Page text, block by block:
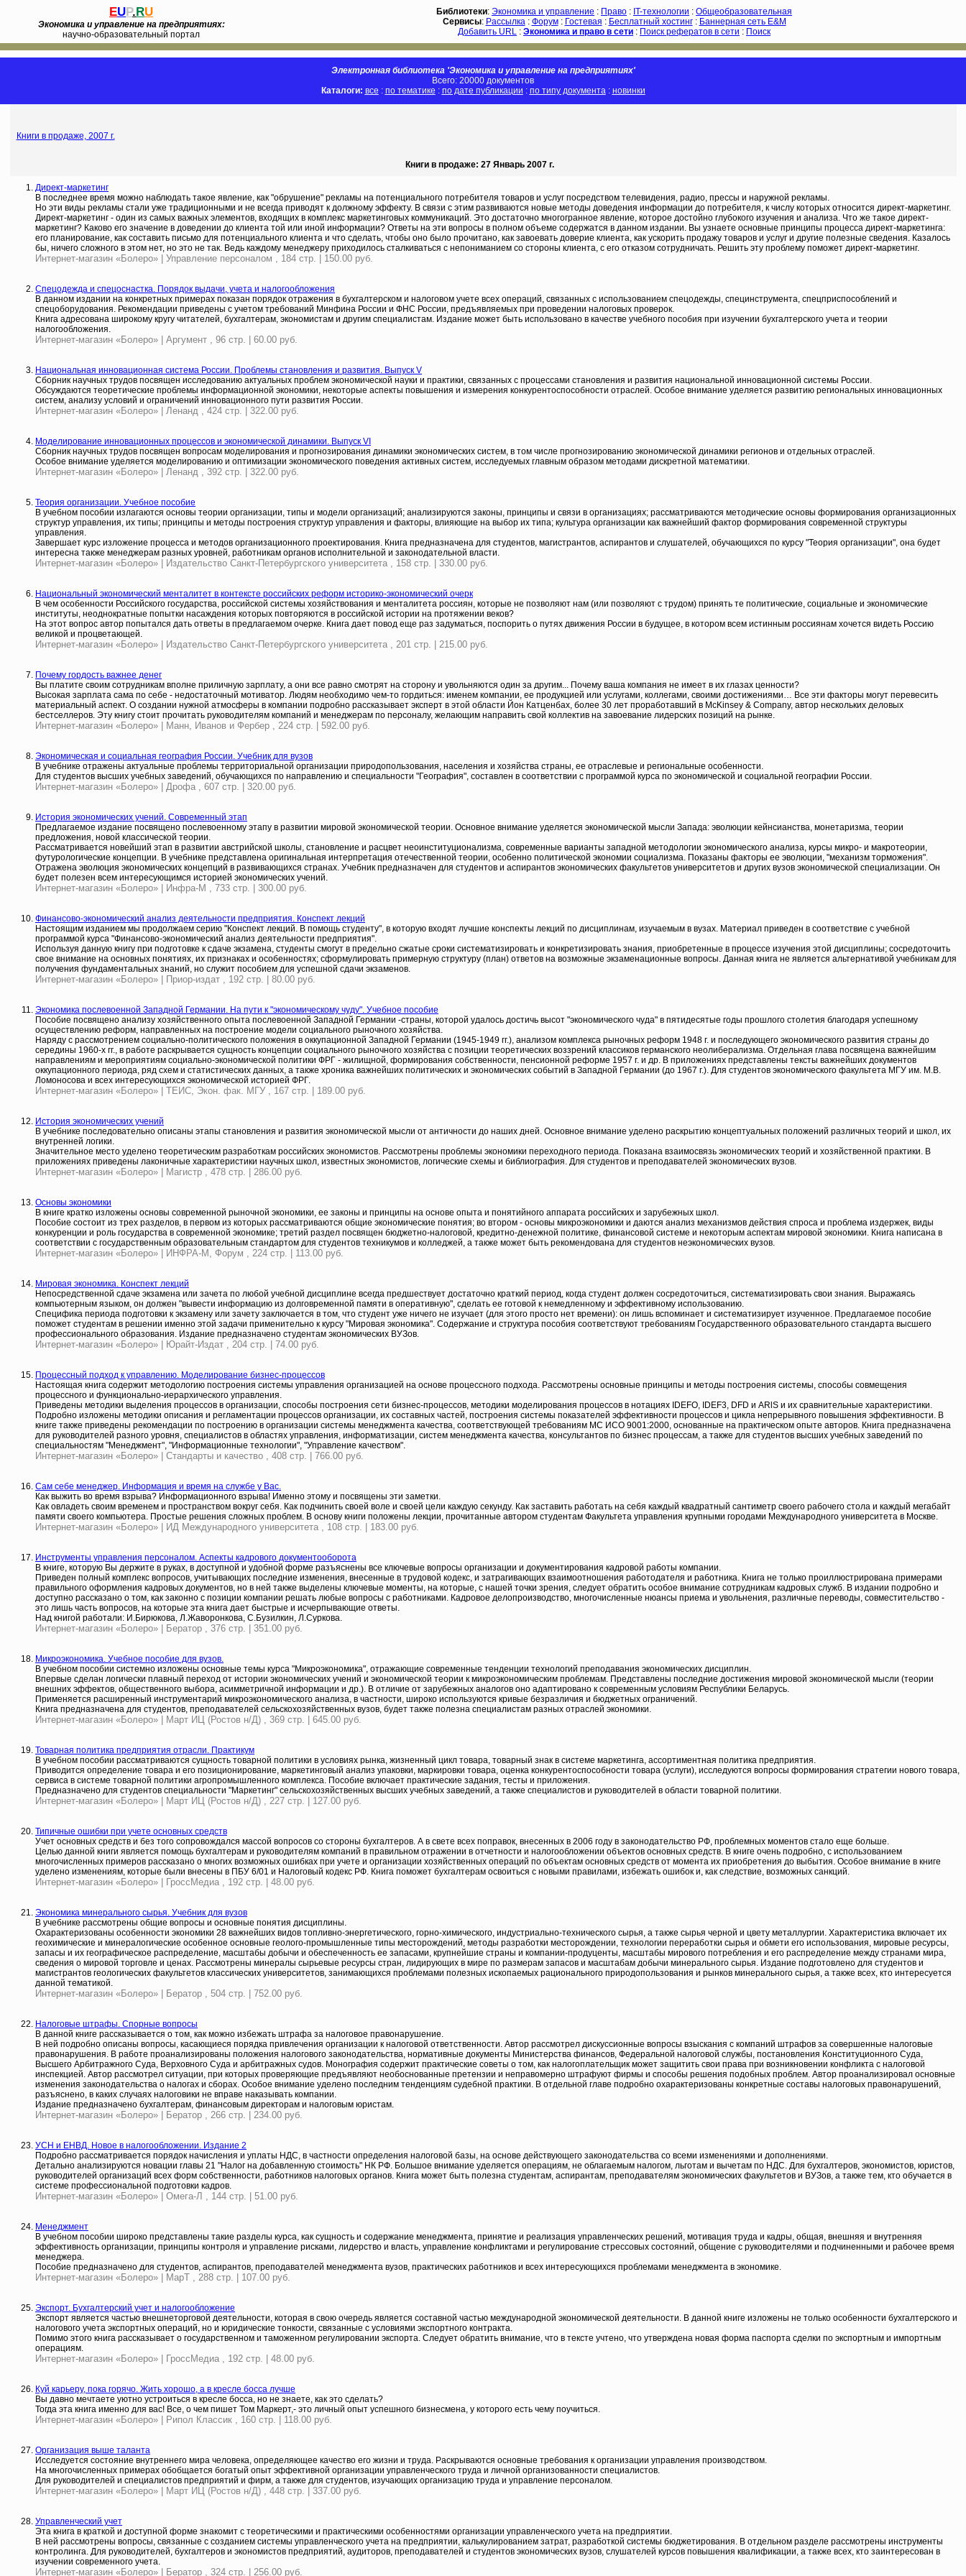
EUP.RU
Экономика и управление на предприятиях:
научно-образовательный портал
Библиотеки: Экономика и управление : Право : IT-технологии : Общеобразовательная
Сервисы: Рассылка: Форум: Гостевая : Бесплатный хостинг: Баннерная сеть E&M
Добавить URL : Экономика и право в сети : Поиск рефератов в сети : Поиск
Электронная библиотека 'Экономика и управление на предприятиях'
Всего: 20000 документов
Каталоги: все : по тематике : по дате публикации : по типу документа: новинки
Книги в продаже, 2007 г.
Книги в продаже: 27 Январь 2007 г.
Директ-маркетинг
В последнее время можно наблюдать такое явление, как "обрушение" рекламы на потенциального потребителя товаров и услуг посредством телевидения, радио, прессы и наружной рекламы.
Но эти виды рекламы стали уже традиционными и не всегда приводят к должному эффекту. В связи с этим развиваются новые методы доведения информации до потребителя, к числу которых относится директ-маркетинг.
Директ-маркетинг - один из самых важных элементов, входящих в комплекс маркетинговых коммуникаций. Это достаточно многогранное явление, которое достойно глубокого изучения и анализа. Что же такое директ-
маркетинг? Каково его значение в доведении до клиента той или иной информации? Ответы на эти вопросы в полном объеме содержатся в данном издании. Вы узнаете основные принципы процесса директ-маркетинга:
его планирование, как составить письмо для потенциального клиента и что сделать, чтобы оно было прочитано, как завоевать доверие клиента, как ускорить продажу товаров и услуг и другие полезные сведения. Казалось
бы, ничего сложного в этом нет, но это не так. Ведь каждому менеджеру приходилось сталкиваться с непониманием со стороны клиента, с его отказом сотрудничать. Решить эту проблему поможет директ-маркетинг.
Интернет-магазин «Болеро» | Управление персоналом , 184 стр. | 150.00 руб.
Спецодежда и спецоснастка. Порядок выдачи, учета и налогообложения
В данном издании на конкретных примерах показан порядок отражения в бухгалтерском и налоговом учете всех операций, связанных с использованием спецодежды, специнструмента, спецприспособлений и
спецоборудования. Рекомендации приведены с учетом требований Минфина России и ФНС России, предъявляемых при проведении налоговых проверок.
Книга адресована широкому кругу читателей, бухгалтерам, экономистам и другим специалистам. Издание может быть использовано в качестве учебного пособия при изучении бухгалтерского учета и теории
налогообложения.
Интернет-магазин «Болеро» | Аргумент , 96 стр. | 60.00 руб.
Национальная инновационная система России. Проблемы становления и развития. Выпуск V
Сборник научных трудов посвящен исследованию актуальных проблем экономической науки и практики, связанных с процессами становления и развития национальной инновационной системы России.
Обсуждаются теоретические проблемы информационной экономики, некоторые аспекты повышения и измерения конкурентоспособности отраслей. Особое внимание уделяется развитию региональных инновационных
систем, анализу условий и ограничений инновационного пути развития России.
Интернет-магазин «Болеро» | Ленанд , 424 стр. | 322.00 руб.
Моделирование инновационных процессов и экономической динамики. Выпуск VI
Сборник научных трудов посвящен вопросам моделирования и прогнозирования динамики экономических систем, в том числе прогнозированию экономической динамики регионов и отдельных отраслей.
Особое внимание уделяется моделированию и оптимизации экономического поведения активных систем, исследуемых главным образом методами дискретной математики.
Интернет-магазин «Болеро» | Ленанд , 392 стр. | 322.00 руб.
Теория организации. Учебное пособие
В учебном пособии излагаются основы теории организации, типы и модели организаций; анализируются законы, принципы и связи в организациях; рассматриваются методические основы формирования организационных
структур управления, их типы; принципы и методы построения структур управления и факторы, влияющие на выбор их типа; культура организации как важнейший фактор формирования современной структуры
управления.
Завершает курс изложение процесса и методов организационного проектирования. Книга предназначена для студентов, магистрантов, аспирантов и слушателей, обучающихся по курсу "Теория организации", она будет
интересна также менеджерам разных уровней, работникам органов исполнительной и законодательной власти.
Интернет-магазин «Болеро» | Издательство Санкт-Петербургского университета , 158 стр. | 330.00 руб.
Национальный экономический менталитет в контексте российских реформ историко-экономический очерк
В чем особенности Российского государства, российской системы хозяйствования и менталитета россиян, которые не позволяют нам (или позволяют с трудом) принять те политические, социальные и экономические
институты, неоднократные попытки насаждения которых повторяются в российской истории на протяжении веков?
На этот вопрос автор попытался дать ответы в предлагаемом очерке. Книга дает повод еще раз задуматься, поспорить о путях движения России в будущее, в котором всем истинным россиянам хочется видеть Россию
великой и процветающей.
Интернет-магазин «Болеро» | Издательство Санкт-Петербургского университета , 201 стр. | 215.00 руб.
Почему гордость важнее денег
Вы платите своим сотрудникам вполне приличную зарплату, а они все равно смотрят на сторону и увольняются один за другим... Почему ваша компания не имеет в их глазах ценности?
Высокая зарплата сама по себе - недостаточный мотиватор. Людям необходимо чем-то гордиться: именем компании, ее продукцией или услугами, коллегами, своими достижениями… Все эти факторы могут перевесить
материальный аспект. О создании нужной атмосферы в компании подробно рассказывает эксперт в этой области Йон Катценбах, более 30 лет проработавший в McKinsey & Company, автор нескольких деловых
бестселлеров. Эту книгу стоит прочитать руководителям компаний и менеджерам по персоналу, желающим направить свой коллектив на завоевание лидерских позиций на рынке.
Интернет-магазин «Болеро» | Манн, Иванов и Фербер , 224 стр. | 592.00 руб.
Экономическая и социальная география России. Учебник для вузов
В учебнике отражены актуальные проблемы территориальной организации природопользования, населения и хозяйства страны, ее отраслевые и региональные особенности.
Для студентов высших учебных заведений, обучающихся по направлению и специальности "География", составлен в соответствии с программой курса по экономической и социальной географии России.
Интернет-магазин «Болеро» | Дрофа , 607 стр. | 320.00 руб.
История экономических учений. Современный этап
Предлагаемое издание посвящено послевоенному этапу в развитии мировой экономической теории. Основное внимание уделяется экономической мысли Запада: эволюции кейнсианства, монетаризма, теории
предложения, новой классической теории.
Рассматривается новейший этап в развитии австрийской школы, становление и расцвет неоинституционализма, современные варианты западной методологии экономического анализа, курсы микро- и макротеории,
футурологические концепции. В учебнике представлена оригинальная интерпретация отечественной теории, особенно политической экономии социализма. Показаны факторы ее эволюции, "механизм торможения".
Отражена эволюция экономических концепций в развивающихся странах. Учебник предназначен для студентов и аспирантов экономических факультетов университетов и других вузов экономической специализации. Он
будет полезен всем интересующимся историей экономических учений.
Интернет-магазин «Болеро» | Инфра-М , 733 стр. | 300.00 руб.
Финансово-экономический анализ деятельности предприятия. Конспект лекций
Настоящим изданием мы продолжаем серию "Конспект лекций. В помощь студенту", в которую входят лучшие конспекты лекций по дисциплинам, изучаемым в вузах. Материал приведен в соответствие с учебной
программой курса "Финансово-экономический анализ деятельности предприятия".
Используя данную книгу при подготовке к сдаче экзамена, студенты смогут в предельно сжатые сроки систематизировать и конкретизировать знания, приобретенные в процессе изучения этой дисциплины; сосредоточить
свое внимание на основных понятиях, их признаках и особенностях; сформулировать примерную структуру (план) ответов на возможные экзаменационные вопросы. Данная книга не является альтернативой учебникам для
получения фундаментальных знаний, но служит пособием для успешной сдачи экзаменов.
Интернет-магазин «Болеро» | Приор-издат , 192 стр. | 80.00 руб.
Экономика послевоенной Западной Германии. На пути к "экономическому чуду". Учебное пособие
Пособие посвящено анализу хозяйственного опыта послевоенной Западной Германии -страны, которой удалось достичь высот "экономического чуда" в пятидесятые годы прошлого столетия благодаря успешному
осуществлению реформ, направленных на построение модели социального рыночного хозяйства.
Наряду с рассмотрением социально-политического положения в оккупационной Западной Германии (1945-1949 гг.), анализом комплекса рыночных реформ 1948 г. и последующего экономического развития страны до
середины 1960-х гг., в работе раскрывается сущность концепции социального рыночного хозяйства с позиции теоретических воззрений классиков германского неолиберализма. Отдельная глава посвящена важнейшим
направлениям и мероприятиям социально-экономической политики ФРГ - жилищной, формирования собственности, пенсионной реформе 1957 г. и др. В приложениях представлены тексты важнейших документов
оккупационного периода, ряд схем и статистических данных, а также хроника важнейших политических и экономических событий в Западной Германии (до 1967 г.). Для студентов экономического факультета МГУ им. М.В.
Ломоносова и всех интересующихся экономической историей ФРГ.
Интернет-магазин «Болеро» | ТЕИС, Экон. фак. МГУ , 167 стр. | 189.00 руб.
История экономических учений
В учебнике последовательно описаны этапы становления и развития экономической мысли от античности до наших дней. Основное внимание уделено раскрытию концептуальных положений различных теорий и школ, их
внутренней логики.
Значительное место уделено теоретическим разработкам российских экономистов. Рассмотрены проблемы экономики переходного периода. Показана взаимосвязь экономических теорий и хозяйственной практики. В
приложениях приведены лаконичные характеристики научных школ, известных экономистов, логические схемы и библиография. Для студентов и преподавателей экономических вузов.
Интернет-магазин «Болеро» | Магистр , 478 стр. | 286.00 руб.
Основы экономики
В книге кратко изложены основы современной рыночной экономики, ее законы и принципы на основе опыта и понятийного аппарата российских и зарубежных школ.
Пособие состоит из трех разделов, в первом из которых рассматриваются общие экономические понятия; во втором - основы микроэкономики и даются анализ механизмов действия спроса и проблема издержек, виды
конкуренции и роль государства в современной экономике; третий раздел посвящен бюджетно-налоговой, кредитно-денежной политике, финансовой системе и некоторым аспектам мировой экономики. Книга написана в
соответствии с государственным образовательным стандартом для студентов техникумов и колледжей, а также может быть рекомендована для студентов неэкономических вузов.
Интернет-магазин «Болеро» | ИНФРА-М, Форум , 224 стр. | 113.00 руб.
Мировая экономика. Конспект лекций
Непосредственной сдаче экзамена или зачета по любой учебной дисциплине всегда предшествует достаточно краткий период, когда студент должен сосредоточиться, систематизировать свои знания. Выражаясь
компьютерным языком, он должен "вывести информацию из долговременной памяти в оперативную", сделать ее готовой к немедленному и эффективному использованию.
Специфика периода подготовки к экзамену или зачету заключается в том, что студент уже ничего не изучает (для этого просто нет времени): он лишь вспоминает и систематизирует изученное. Предлагаемое пособие
поможет студентам в решении именно этой задачи применительно к курсу "Мировая экономика". Содержание и структура пособия соответствуют требованиям Государственного образовательного стандарта высшего
профессионального образования. Издание предназначено студентам экономических ВУЗов.
Интернет-магазин «Болеро» | Юрайт-Издат , 204 стр. | 74.00 руб.
Процессный подход к управлению. Моделирование бизнес-процессов
Настоящая книга содержит методологию построения системы управления организацией на основе процессного подхода. Рассмотрены основные принципы и методы построения системы, способы совмещения
процессного и функционально-иерархического управления.
Приведены методики выделения процессов в организации, способы построения сети бизнес-процессов, методики моделирования процессов в нотациях IDEFO, IDEF3, DFD и ARlS и их сравнительные характеристики.
Подробно изложены методики описания и регламентации процессов организации, их составных частей, построения системы показателей эффективности процессов и цикла непрерывного повышения эффективности. В
книге также приведены рекомендации по построению в организации системы менеджмента качества, соответствующей требованиям МС ИСО 9001:2000, основанные на практическом опыте авторов. Книга предназначена
для руководителей разного уровня, специалистов в областях управления, информатизации, систем менеджмента качества, консультантов по бизнес процессам, а также для студентов высших учебных заведений по
специальностям "Менеджмент", "Информационные технологии", "Управление качеством".
Интернет-магазин «Болеро» | Стандарты и качество , 408 стр. | 766.00 руб.
Сам себе менеджер. Информация и время на службе у Вас.
Как выжить во время взрыва? Информационного взрыва! Именно этому и посвящены эти заметки.
Как овладеть своим временем и пространством вокруг себя. Как подчинить своей воле и своей цели каждую секунду. Как заставить работать на себя каждый квадратный сантиметр своего рабочего стола и каждый мегабайт
памяти своего компьютера. Простые решения сложных проблем. В основу книги положены лекции, прочитанные автором студентам Факультета управления крупными городами Международного университета в Москве.
Интернет-магазин «Болеро» | ИД Международного университета , 108 стр. | 183.00 руб.
Инструменты управления персоналом. Аспекты кадрового документооборота
В книге, которую Вы держите в руках, в доступной и удобной форме разъяснены все ключевые вопросы организации и документирования кадровой работы компании.
Приведен полный комплекс вопросов, учитывающих последние изменения, внесенные в трудовой кодекс, и затрагивающих взаимоотношения работодателя и работника. Книга не только проиллюстрирована примерами
правильного оформления кадровых документов, но в ней также выделены ключевые моменты, на которые, с нашей точки зрения, следует обратить особое внимание сотрудникам кадровых служб. В издании подробно и
доступно рассказано о том, как законно с позиции компании решать любые вопросы с работниками. Кадровое делопроизводство, многочисленные нюансы приема и увольнения, различные переводы, совместительство -
это лишь часть вопросов, на которые эта книга дает быстрые и исчерпывающие ответы.
Над книгой работали: И.Бирюкова, Л.Жаворонкова, С.Бузилкин, Л.Суркова.
Интернет-магазин «Болеро» | Бератор , 376 стр. | 351.00 руб.
Микроэкономика. Учебное пособие для вузов.
В учебном пособии системно изложены основные темы курса "Микроэкономика", отражающие современные тенденции технологий преподавания экономических дисциплин.
Впервые сделан логически плавный переход от истории экономических учений и экономической теории к микроэкономическим проблемам. Представлены последние достижения мировой экономической мысли (теории
внешних эффектов, общественного выбора, асимметричной информации и др.). В отличие от зарубежных аналогов оно адаптировано к современным условиям Республики Беларусь.
Применяется расширенный инструментарий микроэкономического анализа, в частности, широко используются кривые безразличия и бюджетных ограничений.
Книга предназначена для студентов, преподавателей сельскохозяйственных вузов, будет также полезна специалистам разных отраслей экономики.
Интернет-магазин «Болеро» | Март ИЦ (Ростов н/Д) , 369 стр. | 645.00 руб.
Товарная политика предприятия отрасли. Практикум
В учебном пособии рассматриваются сущность товарной политики в условиях рынка, жизненный цикл товара, товарный знак в системе маркетинга, ассортиментная политика предприятия.
Приводится определение товара и его позиционирование, маркетинговый анализ упаковки, маркировки товара, оценка конкурентоспособности товара (услуги), исследуются вопросы формирования стратегии нового товара,
сервиса в системе товарной политики агропромышленного комплекса. Пособие включает практические задания, тесты и приложения.
Предназначено для студентов специальности "Маркетинг" сельскохозяйственных высших учебных заведений, а также специалистов и руководителей в области товарной политики.
Интернет-магазин «Болеро» | Март ИЦ (Ростов н/Д) , 227 стр. | 127.00 руб.
Типичные ошибки при учете основных средств
Учет основных средств и без того сопровождался массой вопросов со стороны бухгалтеров. А в свете всех поправок, внесенных в 2006 году в законодательство РФ, проблемных моментов стало еще больше.
Целью данной книги является помощь бухгалтерам и руководителям компаний в правильном отражении в отчетности и налогообложении объектов основных средств. В книге очень подробно, с использованием
многочисленных примеров рассказано о многих возможных ошибках при учете и организации хозяйственных операций по объектам основных средств от момента их приобретения до выбытия. Особое внимание в книге
уделено изменениям, которые были внесены в ПБУ 6/01 и Налоговый кодекс РФ. Книга поможет бухгалтерам освоиться с новыми правилами, избежать ошибок и, как следствие, возможных санкций.
Интернет-магазин «Болеро» | ГроссМедиа , 192 стр. | 48.00 руб.
Экономика минерального сырья. Учебник для вузов
В учебнике рассмотрены общие вопросы и основные понятия дисциплины.
Охарактеризованы особенности экономики 28 важнейших видов топливно-энергетического, горно-химического, индустриально-технического сырья, а также сырья черной и цвету металлургии. Характеристика включает их
геохимические и минералогические особенное основные геолого-промышленные типы месторождений, методы разработки месторождении, технологии переработки сырья и обмети его использования, мировые ресурсы,
запасы и их географическое распределение, масштабы добычи и обеспеченность ее запасами, крупнейшие страны и компании-продуценты, масштабы мирового потребления и его распределение между странами мира,
сведения о мировой торговле и ценах. Рассмотрены минералы сырьевые ресурсы стран, лидирующих в мире по размерам запасов и масштабам добычи минерального сырья. Издание подготовлено для студентов и
магистрантов геологических факультетов классических университетов, занимающихся проблемами полезных ископаемых рационального природопользования и рынков минерального сырья, а также всех, кто интересуется
данной тематикой.
Интернет-магазин «Болеро» | Бератор , 504 стр. | 752.00 руб.
Налоговые штрафы. Спорные вопросы
В данной книге рассказывается о том, как можно избежать штрафа за налоговое правонарушение.
В ней подробно описаны вопросы, касающиеся порядка привлечения организации к налоговой ответственности. Автор рассмотрел дискуссионные вопросы взыскания с компаний штрафов за совершенные налоговые
правонарушения. В работе проанализированы положения налогового законодательства, нормативные документы Министерства финансов, Федеральной налоговой службы, постановления Конституционного Суда,
Высшего Арбитражного Суда, Верховного Суда и арбитражных судов. Монография содержит практические советы о том, как налогоплательщик может защитить свои права при возникновении конфликта с налоговой
инспекцией. Автор рассмотрел ситуации, при которых проверяющие предъявляют необоснованные претензии и неправомерно штрафуют фирмы и способы решения подобных проблем. Автор проанализировал основные
изменения законодательства о налогах и сборах. Особое внимание уделено последним тенденциям судебной практики. В отдельной главе подробно охарактеризованы конкретные составы налоговых правонарушений,
разъяснено, в каких случаях налоговики не вправе наказывать компании.
Издание предназначено бухгалтерам, финансовым директорам и налоговым юристам.
Интернет-магазин «Болеро» | Бератор , 266 стр. | 234.00 руб.
УСН и ЕНВД. Новое в налогообложении. Издание 2
Подробно рассматривается порядок начисления и уплаты НДС, в частности определения налоговой базы, на основе действующего законодательства со всеми изменениями и дополнениями.
Детально анализируются новации главы 21 "Налог на добавленную стоимость" НК РФ. Большое внимание уделяется операциям, не облагаемым налогом, льготам и вычетам по НДС. Для бухгалтеров, экономистов, юристов,
руководителей организаций всех форм собственности, работников налоговых органов. Книга может быть полезна студентам, аспирантам, преподавателям экономических факультетов и ВУЗов, а также тем, кто обучается в
системе профессиональной подготовки кадров.
Интернет-магазин «Болеро» | Омега-Л , 144 стр. | 51.00 руб.
Менеджмент
В учебном пособии широко представлены такие разделы курса, как сущность и содержание менеджмента, принятие и реализация управленческих решений, мотивация труда и кадры, общая, внешняя и внутренняя
эффективность организации, принципы контроля и управление рисками, лидерство и власть, управление конфликтами и регулирование стрессовых состояний, общение с руководителями и подчиненными и рабочее время
менеджера.
Пособие предназначено для студентов, аспирантов, преподавателей менеджмента вузов, практических работников и всех интересующихся проблемами менеджмента в экономике.
Интернет-магазин «Болеро» | МарТ , 288 стр. | 107.00 руб.
Экспорт. Бухгалтерский учет и налогообложение
Экспорт является частью внешнеторговой деятельности, которая в свою очередь является составной частью международной экономической деятельности. В данной книге изложены не только особенности бухгалтерского и
налогового учета экспортных операций, но и юридические тонкости, связанные с условиями экспортного контракта.
Помимо этого книга рассказывает о государственном и таможенном регулировании экспорта. Следует обратить внимание, что в тексте учтено, что утверждена новая форма паспорта сделки по экспортным и импортным
операциям.
Интернет-магазин «Болеро» | ГроссМедиа , 192 стр. | 48.00 руб.
Куй карьеру, пока горячо. Жить хорошо, а в кресле босса лучше
Вы давно мечтаете уютно устроиться в кресле босса, но не знаете, как это сделать?
Тогда эта книга именно для вас! Все, о чем пишет Том Маркерт,- это личный опыт успешного бизнесмена, у которого есть чему поучиться.
Интернет-магазин «Болеро» | Рипол Классик , 160 стр. | 118.00 руб.
Организация выше таланта
Исследуется состояние внутреннего мира человека, определяющее качество его жизни и труда. Раскрываются основные требования к организации управления производством.
На многочисленных примерах обобщается богатый опыт эффективной организации управленческого труда и личной организованности специалистов.
Для руководителей и специалистов предприятий и фирм, а также для студентов, изучающих организацию труда и управление персоналом.
Интернет-магазин «Болеро» | Март ИЦ (Ростов н/Д) , 448 стр. | 337.00 руб.
Управленческий учет
Эта книга в краткой и доступной форме знакомит с теоретическими и практическими особенностями организации управленческого учета на предприятии.
В ней рассмотрены вопросы, связанные с созданием системы управленческого учета на предприятии, калькулированием затрат, разработкой системы бюджетирования. В отдельном разделе рассмотрены инструменты
контролинга. Для руководителей, бухгалтеров и экономистов предприятий, аудиторов, преподавателей и студентов экономических вузов, слушателей курсов повышения квалификации, а также всех, кто заинтересован в
изучении современного учета.
Интернет-магазин «Болеро» | Бератор , 324 стр. | 256.00 руб.